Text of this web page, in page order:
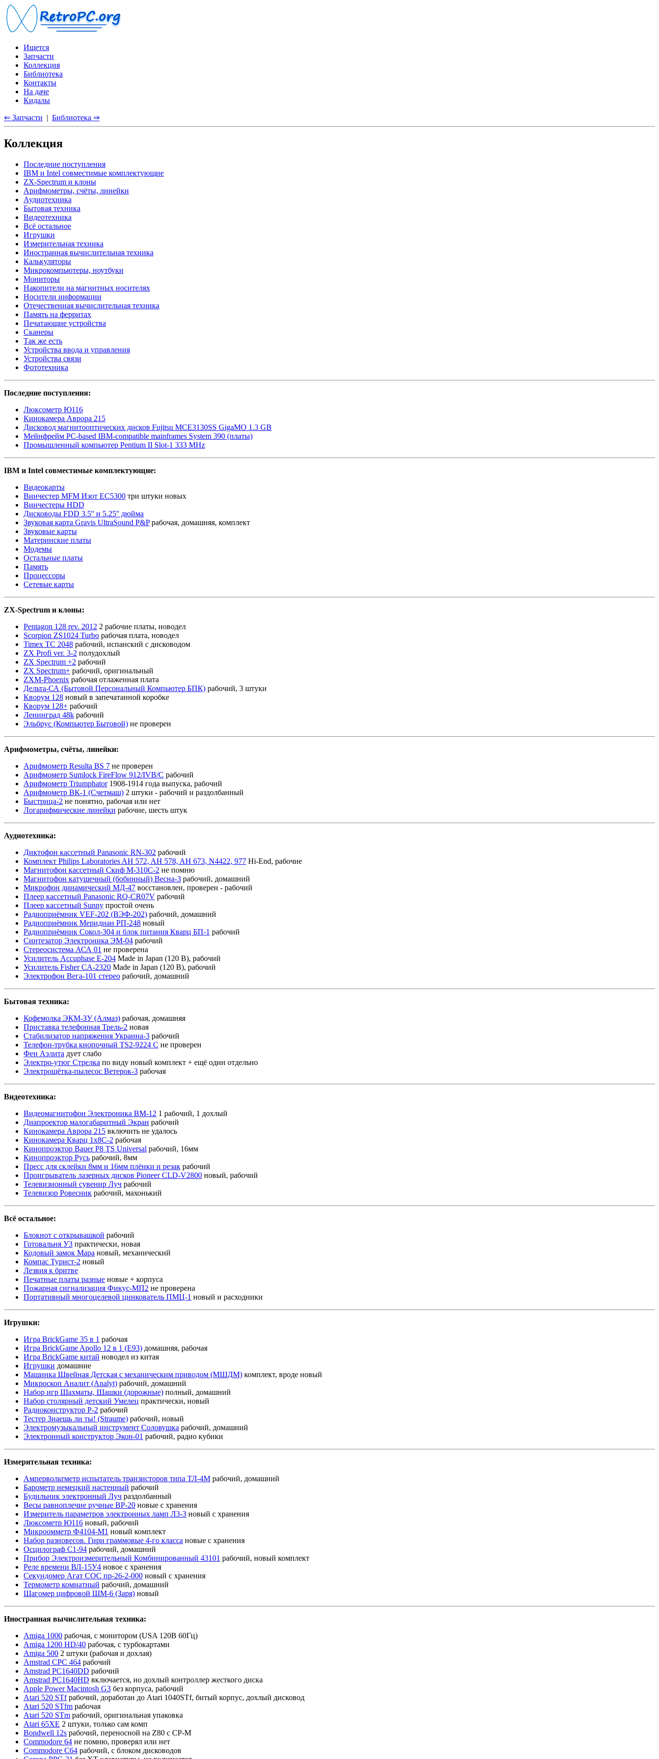
Ищется
Запчасти
Коллекция
Библиотека
Контакты
На даче
Кидалы
⇐ Запчасти | Библиотека ⇒
Коллекция
Последние поступления
IBM и Intel совместимые комплектующие
ZX-Spectrum и клоны
Арифмометры, счёты, линейки
Аудиотехника
Бытовая техника
Видеотехника
Всё остальное
Игрушки
Измерительная техника
Иностранная вычислительная техника
Калькуляторы
Микрокомпьютеры, ноутбуки
Мониторы
Накопители на магнитных носителях
Носители информации
Отечественная вычислительная техника
Память на ферритах
Печатающие устройства
Сканеры
Так же есть
Устройства ввода и управления
Устройства связи
Фототехника
Последние поступления:
Люксометр Ю116
Кинокамера Аврора 215
Дисковод магнитооптических дисков Fujitsu MCE3130SS GigaMO 1.3 GB
Мейнфрейм PC-based IBM-compatible mainframes System 390 (платы)
Промышленный компьютер Pentium II Slot-1 333 MHz
IBM и Intel совместимые комплектующие:
Видеокарты
Винчестер MFM Изот ЕС5300 три штуки новых
Винчестеры HDD
Дисководы FDD 3.5'' и 5.25'' дюйма
Звуковая карта Gravis UltraSound P&Pрабочая, домашняя, комплект
Звуковые карты
Материнские платы
Модемы
Остальные платы
Память
Процессоры
Сетевые карты
ZX-Spectrum и клоны:
Pentagon 128 rev. 2012 2 рабочие платы, новодел
Scorpion ZS1024 Turbo рабочая плата, новодел
Timex TC 2048 рабочий, испанский с дисководом
ZX Profi ver. 3-2 полудохлый
ZX Spectrum +2 рабочий
ZX Spectrum+ рабочий, оригинальный
ZXM-Phoenix рабочая отлаженная плата
Дельта-СА (Бытовой Персональный Компьютер БПК) рабочий, 3 штуки
Кворум 128 новый в запечатанной коробке
Кворум 128+ рабочий
Ленинград 48k рабочий
Эльбрус (Компьютер Бытовой) не проверен
Арифмометры, счёты, линейки:
Арифмометр Resulta BS 7 не проверен
Арифмометр Sumlock FireFlow 912/IVB/C рабочий
Арифмометр Triumphator1908-1914 года выпуска, рабочий
Арифмометр ВК-1 (Счетмаш) 2 штуки - рабочий и раздолбанный
Быстрица-2 не понятно, рабочая или нет
Логарифмические линейки рабочие, шесть штук
Аудиотехника:
Диктофон кассетный Panasonic RN-302 рабочий
Комплект Philips Laboratories AH 572, AH 578, AH 673, N4422, 977 Hi-End, рабочие
Магнитофон кассетный Скиф М-310С-2 не помню
Магнитофон катушечный (бобинный) Весна-3 рабочий, домашний
Микрофон динамический МД-47 восстановлен, проверен - рабочий
Плеер кассетный Panasonic RQ-CR07V рабочий
Плеер кассетный Sunny простой очень
Радиоприёмник VEF-202 (ВЭФ-202) рабочий, домашний
Радиоприёмник Меридиан РП-248 новый
Радиоприёмник Сокол-304 и блок питания Кварц БП-1 рабочий
Синтезатор Электроника ЭМ-04 рабочий
Стереосистема АСА 01 не проверена
Усилитель Accuphase E-204 Made in Japan (120 В), рабочий
Усилитель Fisher CA-2320 Made in Japan (120 В), рабочий
Электрофон Вега-101 стерео рабочий, домашний
Бытовая техника:
Кофемолка ЭКМ-ЗУ (Алмаз) рабочая, домашняя
Приставка телефонная Трель-2 новая
Стабилизатор напряжения Украина-3 рабочий
Телефон-трубка кнопочный TS2-9224 C не проверен
Фен Аэлита дует слабо
Электро-утюг Стрелка по виду новый комплект + ещё один отдельно
Электрощётка-пылесос Ветерок-3 рабочая
Видеотехника:
Видеомагнитофон Электроника ВМ-12 1 рабочий, 1 дохлый
Диапроектор малогабаритный Экран рабочий
Кинокамера Аврора 215 включить не удалось
Кинокамера Кварц 1x8С-2 рабочая
Кинопроэктор Bauer P8 TS Universal рабочий, 16мм
Кинопроэктор Русь рабочий, 8мм
Пресс для склейки 8мм и 16мм плёнки и резак рабочий
Проигрыватель лазерных дисков Pioneer CLD-V2800 новый, рабочий
Телевизионный сувенир Луч рабочий
Телевизор Ровесник рабочий, махонький
Всё остальное:
Блокнот с открывашкой рабочий
Готовальня У3 практически, новая
Кодовый замок Мара новый, механический
Компас Турист-2 новый
Лезвия к бритве
Печатные платы разные новые + корпуса
Пожарная сигнализация Фикус-МП2 не проверена
Портативный многоцелевой цинкователь ПМЦ-1 новый и расходники
Игрушки:
Игра BrickGame 35 в 1 рабочая
Игра BrickGame Apollo 12 в 1 (E93) домашняя, рабочая
Игра BrickGame китай новодел из китая
Игрушки домашние
Машинка Швейная Детская с механическим приводом (МШДМ) комплект, вроде новый
Микроскоп Аналит (Analyt) рабочий, домашний
Набор игр Шахматы, Шашки (дорожные) полный, домашний
Набор столярный детский Умелец практически, новый
Радиоконструктор Р-2 рабочий
Тестер Знаешь ли ты! (Straume) рабочий, новый
Электромузыкальный инструмент Соловушка рабочий, домашний
Электронный конструктор Экон-01 рабочий, радио кубики
Измерительная техника:
Ампервольтметр испытатель транзисторов типа ТЛ-4М рабочий, домашний
Барометр немецкий настенный рабочий
Будильник электронный Луч раздолбанный
Весы равноплечие ручные ВР-20 новые с хранения
Измеритель параметров электронных ламп Л3-3 новый с хранения
Люксометр Ю116 новый, рабочий
Микроомметр Ф4104-М1 новый комплект
Набор разновесов. Гири граммовые 4-го класса новые с хранения
Осцилограф С1-94 рабочий, домашний
Прибор Электроизмерительный Комбинированный 43101 рабочий, новый комплект
Реле времени ВЛ-15У4 новое с хранения
Секундомер Агат СОС пр-26-2-000 новый с хранения
Термометр комнатный рабочий, домашний
Шагомер цифровой ШМ-6 (Заря) новый
Иностранная вычислительная техника:
Amiga 1000 рабочая, с монитором (USA 120В 60Гц)
Amiga 1200 HD/40 рабочая, с турбокартами
Amiga 500 2 штуки (рабочая и дохлая)
Amstrad CPC 464 рабочий
Amstrad PC1640DD рабочий
Amstrad PC1640HD включается, но дохлый контроллер жесткого диска
Apple Power Macintosh G3 без корпуса, рабочий
Atari 520 STfрабочий, доработан до Atari 1040STf, битый корпус, дохлый дисковод
Atari 520 STfm рабочая
Atari 520 STm рабочий, оригинальная упаковка
Atari 65XE 2 штуки, только сам комп
Bondwell 12s рабочий, переносной на Z80 с CP-M
Commodore 64 не помню, проверял или нет
Commodore С64 рабочий, с блоком дисководов